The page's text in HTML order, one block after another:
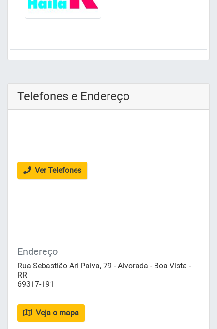
Telefones e Endereço
Ver Telefones
Endereço
Rua Sebastião Ari Paiva, 79 - Alvorada - Boa Vista -
RR
69317-191
Veja o mapa